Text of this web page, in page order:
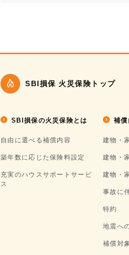
SBI損保 火災保険トップ
SBI損保の火災保険とは
自由に選べる補償内容
築年数に応じた保険料設定
充実のハウスサポートサービ
ス
補償
建物・
建物・
建物・
事故に
特約
地震へ
補償対